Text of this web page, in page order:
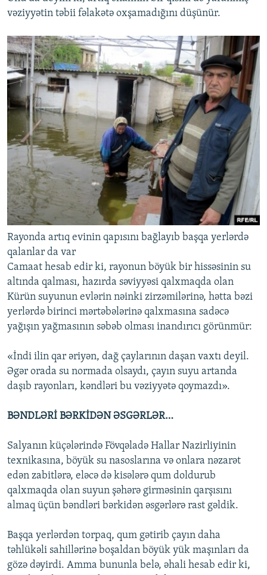
vəziyyətin təbii fəlakətə oxşamadığını düşünür.
Rayonda artıq evinin qapısını bağlayıb başqa yerlərdə
qalanlar da var
Camaat hesab edir ki, rayonun böyük bir hissəsinin su
altında qalması, hazırda səviyyəsi qalxmaqda olan
Kürün suyunun evlərin nəinki zirzəmilərinə, hətta bəzi
yerlərdə birinci mərtəbələrinə qalxmasına sadəcə
yağışın yağmasının səbəb olması inandırıcı görünmür:
«İndi ilin qar əriyən, dağ çaylarının daşan vaxtı deyil.
Əgər orada su normada olsaydı, çayın suyu artanda
daşıb rayonları, kəndləri bu vəziyyətə qoymazdı».
BƏNDLƏRİ BƏRKİDƏN ƏSGƏRLƏR…
Salyanın küçələrində Fövqəladə Hallar Nazirliyinin
texnikasına, böyük su nasoslarına və onlara nəzarət
edən zabitlərə, eləcə də kisələrə qum doldurub
qalxmaqda olan suyun şəhərə girməsinin qarşısını
almaq üçün bəndləri bərkidən əsgərlərə rast gəldik.
Başqa yerlərdən torpaq, qum gətirib çayın daha
təhlükəli sahillərinə boşaldan böyük yük maşınları da
gözə dəyirdi. Amma bununla belə, əhali hesab edir ki,